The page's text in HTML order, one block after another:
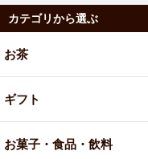
カテゴリから選ぶ
お茶
ギフト
お菓子・食品・飲料